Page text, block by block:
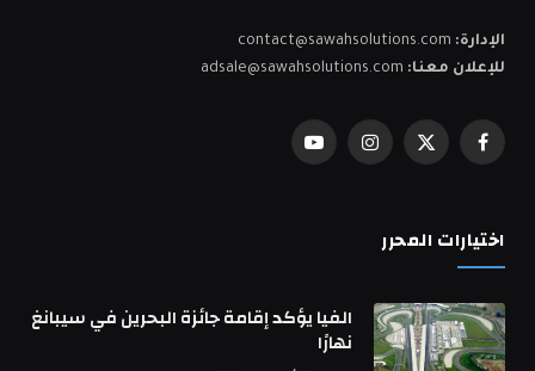
الإدارة: contact@sawahsolutions.com
للإعلان معنا: adsale@sawahsolutions.com
فيسبوكX
الانستغراميوتيوب
اختيارات المحرر
الفيا يؤكد إقامة جائزة البحرين في سيبانغ
نهارًا